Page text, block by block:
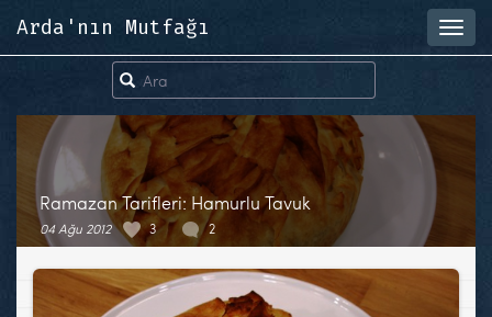
Arda'nın Mutfağı
Ramazan Tarifleri: Hamurlu Tavuk
04 Ağu 2012 3 2